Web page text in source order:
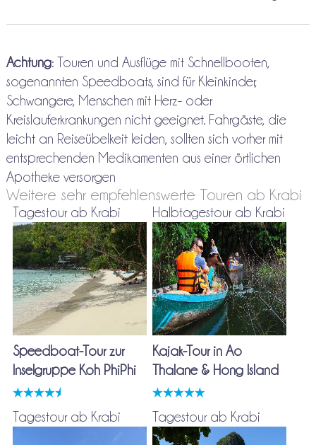
Achtung: Touren und Ausflüge mit Schnellbooten,
sogenannten Speedboats, sind für Kleinkinder,
Schwangere, Menschen mit Herz- oder
Kreislauferkrankungen nicht geeignet. Fahrgäste, die
leicht an Reiseübelkeit leiden, sollten sich vorher mit
entsprechenden Medikamenten aus einer örtlichen
Apotheke versorgen
Weitere sehr empfehlenswerte Touren ab Krabi
Tagestour ab Krabi
Speedboat-Tour zur
Inselgruppe Koh PhiPhi
Halbtagestour ab Krabi
Kajak-Tour in Ao
Thalane & Hong Island
Tagestour ab Krabi Tagestour ab Krabi